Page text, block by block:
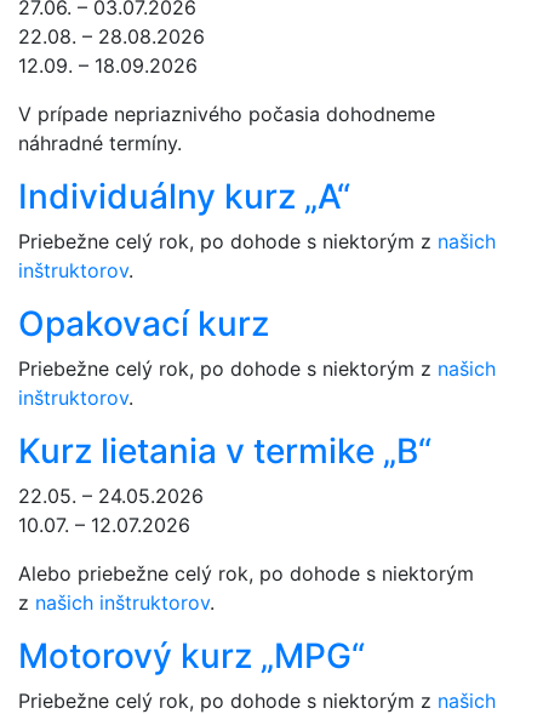
27.06. – 03.07.2026
22.08. – 28.08.2026
12.09. – 18.09.2026
V prípade nepriaznivého počasia dohodneme
náhradné termíny.
Individuálny kurz „A“
Priebežne celý rok, po dohode s niektorým z našich
inštruktorov.
Opakovací kurz
Priebežne celý rok, po dohode s niektorým z našich
inštruktorov.
Kurz lietania v termike „B“
22.05. – 24.05.2026
10.07. – 12.07.2026
Alebo priebežne celý rok, po dohode s niektorým
z našich inštruktorov.
Motorový kurz „MPG“
Priebežne celý rok, po dohode s niektorým z našich